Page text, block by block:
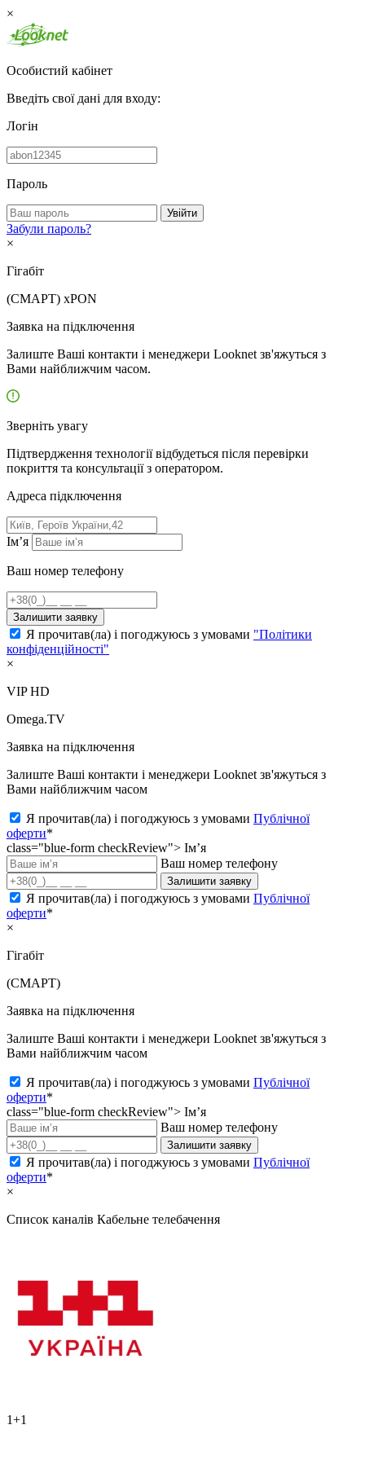
×
Особистий кабінет
Введіть свої дані для входу:
Логін
Пароль
Увійти
Забули пароль?
×
Гігабіт
(СМАРТ) xPON
Заявка на підключення
Залиште Ваші контакти і менеджери Looknet зв'яжуться з
Вами найближчим часом.
Зверніть увагу
Підтвердження технології відбудеться після перевірки
покриття та консультації з оператором.
Адресa підключення
Ім’я
Ваш номер телефону
Залишити заявку
Я прочитав(ла) і погоджуюсь з умовами "Політики
конфіденційності"
×
VIP HD
Omega.TV
Заявка на підключення
Залиште Ваші контакти і менеджери Looknet зв'яжуться з
Вами найближчим часом
Я прочитав(ла) і погоджуюсь з умовами Публічної
оферти*
class="blue-form checkReview"> Ім’я
Ваш номер телефону
Залишити заявку
Я прочитав(ла) і погоджуюсь з умовами Публічної
оферти*
×
Гігабіт
(СМАРТ)
Заявка на підключення
Залиште Ваші контакти і менеджери Looknet зв'яжуться з
Вами найближчим часом
Я прочитав(ла) і погоджуюсь з умовами Публічної
оферти*
class="blue-form checkReview"> Ім’я
Ваш номер телефону
Залишити заявку
Я прочитав(ла) і погоджуюсь з умовами Публічної
оферти*
×
Список каналів Кабельне телебачення
1+1